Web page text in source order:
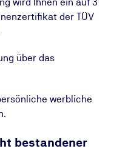
der TÜV
über das
werbliche
bestandener